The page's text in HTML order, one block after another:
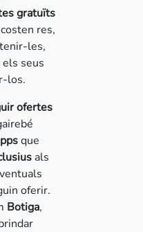
gratuïts
res,
les,
seus
los.
ofertes
que
als
oferir.
Botiga,